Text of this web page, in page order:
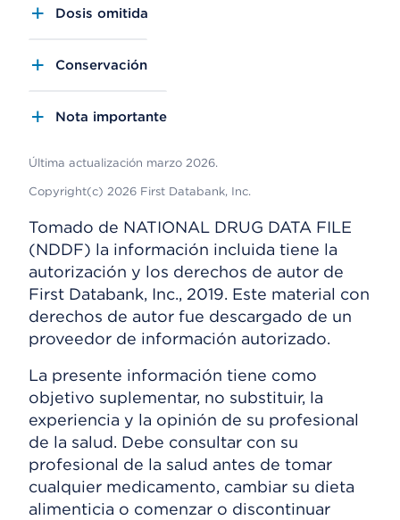
Dosis omitida
Conservación
Nota importante
Última actualización marzo 2026.
Copyright(c) 2026 First Databank, Inc.
Tomado de NATIONAL DRUG DATA FILE
(NDDF) la información incluida tiene la
autorización y los derechos de autor de
First Databank, Inc., 2019. Este material con
derechos de autor fue descargado de un
proveedor de información autorizado.
La presente información tiene como
objetivo suplementar, no substituir, la
experiencia y la opinión de su profesional
de la salud. Debe consultar con su
profesional de la salud antes de tomar
cualquier medicamento, cambiar su dieta
alimenticia o comenzar o discontinuar